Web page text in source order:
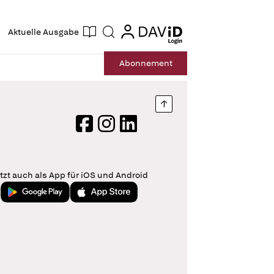
Aktuelle Ausgabe Suche login
login
Abonnement
Nach oben springen
FacebookInstagram
LinkedIn
auch als App für iOS und Android
Jetzt bei Google PlayLaden im App Store